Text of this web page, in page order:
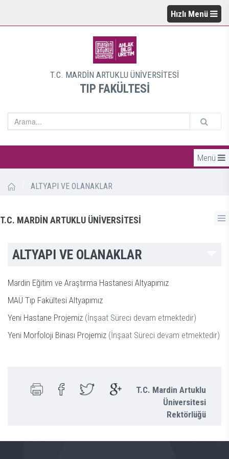
Hızlı Menü
T.C. MARDİN ARTUKLU ÜNİVERSİTESİ
TIP FAKÜLTESİ
Menü
ALTYAPI VE OLANAKLAR
T.C. MARDİN ARTUKLU ÜNİVERSİTESİ
ALTYAPI VE OLANAKLAR
Mardin Eğitim ve Araştırma Hastanesi Altyapımız
MAÜ Tıp Fakültesi Altyapımız
Yeni Hastane Projemiz (İnşaat Süreci devam etmektedir)
Yeni Morfoloji Binası Projemiz (İnşaat Süreci devam etmektedir)
T.C. Mardin Artuklu
Üniversitesi
Rektörlüğü